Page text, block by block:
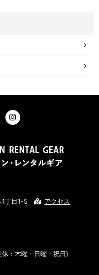
丁目1-5
アクセス
：木曜・日曜・祝日)